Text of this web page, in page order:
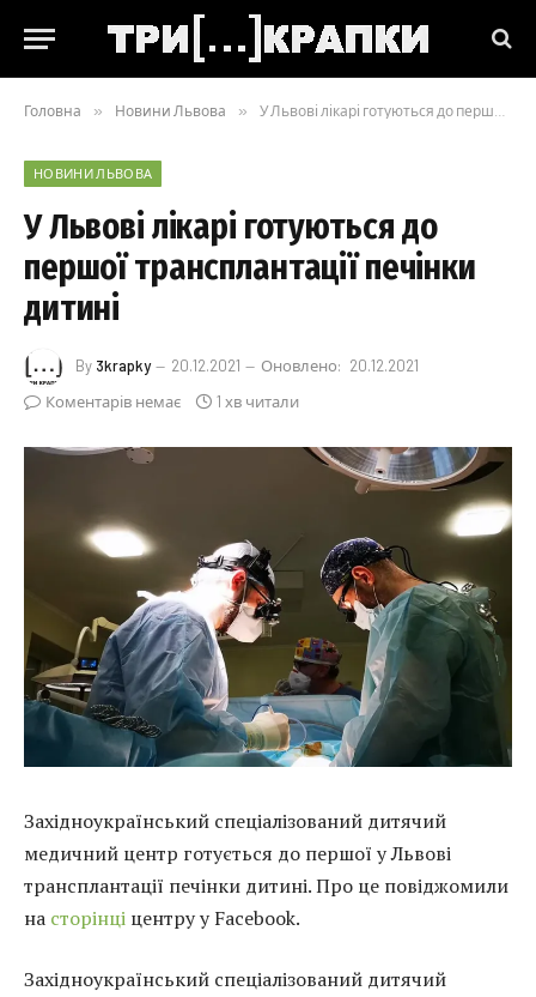
Головна » Новини Львова » У Львові лікарі готуються до першої трансплантації печінки дитині
НОВИНИ ЛЬВОВА
У Львові лікарі готуються до
першої трансплантації печінки
дитині
By 3krapky 20.12.2021 Оновлено: 20.12.2021
Коментарів немає
1 хв читали
Західноукраїнський спеціалізований дитячий
медичний центр готується до першої у Львові
трансплантації печінки дитині. Про це повіджомили
на сторінці центру у Facebook.
Західноукраїнський спеціалізований дитячий